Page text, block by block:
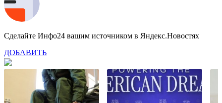
Сделайте Инфо24 вашим источником в Яндекс.Новостях
ДОБАВИТЬ